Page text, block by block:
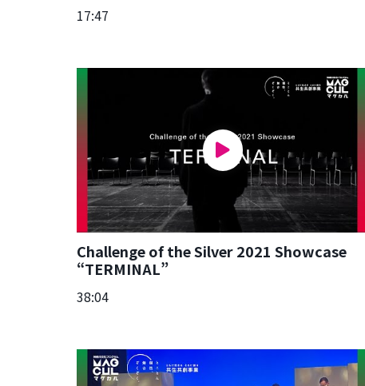
17:47
Challenge of the Silver 2021 Showcase
“TERMINAL”
38:04